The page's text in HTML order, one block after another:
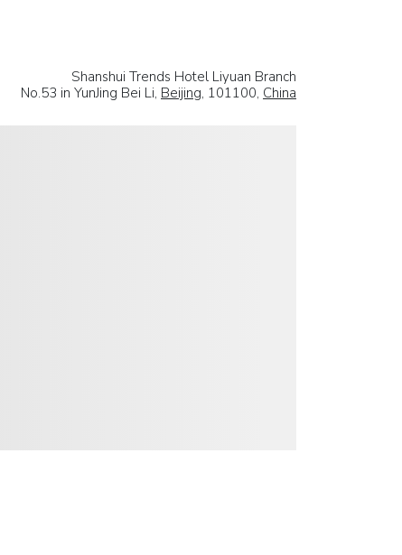
Shanshui Trends Hotel Liyuan Branch
No.53 in YunJing Bei Li, Beijing, 101100, China